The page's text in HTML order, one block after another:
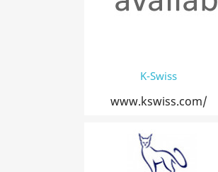
K-Swiss
www.kswiss.com/